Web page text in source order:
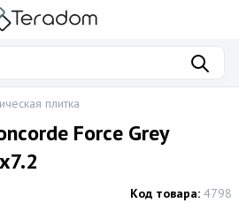
плитка
Force Grey
Код товара: 4798